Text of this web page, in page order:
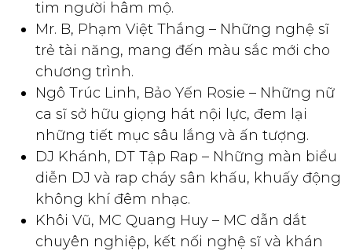
tim người hâm mộ.
Mr. B, Phạm Việt Thắng – Những nghệ sĩ
trẻ tài năng, mang đến màu sắc mới cho
chương trình.
Ngô Trúc Linh, Bảo Yến Rosie – Những nữ
ca sĩ sở hữu giọng hát nội lực, đem lại
những tiết mục sâu lắng và ấn tượng.
DJ Khánh, DT Tập Rap – Những màn biểu
diễn DJ và rap cháy sân khấu, khuấy động
không khí đêm nhạc.
Khôi Vũ, MC Quang Huy – MC dẫn dắt
chuyên nghiệp, kết nối nghệ sĩ và khán